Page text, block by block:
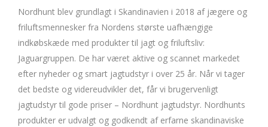
Nordhunt blev grundlagt i Skandinavien i 2018 af jægere og
friluftsmennesker fra Nordens største uafhængige
indkøbskæde med produkter til jagt og friluftsliv:
Jaguargruppen. De har været aktive og scannet markedet
efter nyheder og smart jagtudstyr i over 25 år. Når vi tager
det bedste og videreudvikler det, får vi brugervenligt
jagtudstyr til gode priser – Nordhunt jagtudstyr. Nordhunts
produkter er udvalgt og godkendt af erfarne skandinaviske